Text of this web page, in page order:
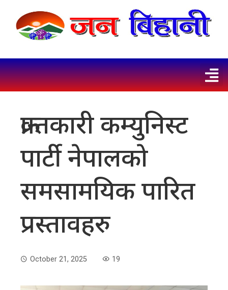
क्रान्तकारी कम्युनिस्ट
पार्टी नेपालकाे
समसामयिक पारित
प्रस्तावहरु
October 21, 2025 19